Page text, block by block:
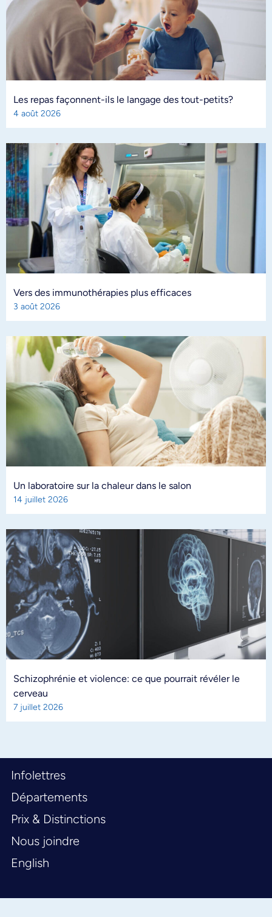
Les repas façonnent-ils le langage des tout-petits?
4 août 2026
Vers des immunothérapies plus efficaces
3 août 2026
Un laboratoire sur la chaleur dans le salon
14 juillet 2026
Schizophrénie et violence: ce que pourrait révéler le
cerveau
7 juillet 2026
Infolettres
Départements
Prix & Distinctions
Nous joindre
English